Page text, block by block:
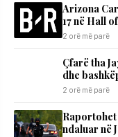
Arizona
17 në Hall
2 orë më parë
Çfarë tha
dhe
2 orë më parë
ndaluar në